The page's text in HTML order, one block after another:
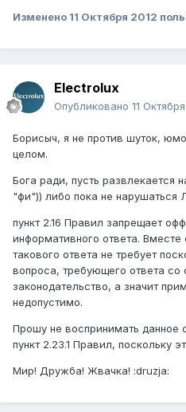
Изменено 11 Октября 2012
Electrolux
Опубликовано 11
Борисыч, я не против шуток,
целом.
Бога ради, пусть развлекается
"фи")) либо пока не нарушаться
пункт 2.16 Правил запрещает
информативного ответа.
такового ответа не требует
вопроса, требующего ответа со
законодательство, а значит
недопустимо.
Прошу не воспринимать
пункт 2.23.1 Правил, поскольку
Мир! Дружба! Жвачка! :druzja: